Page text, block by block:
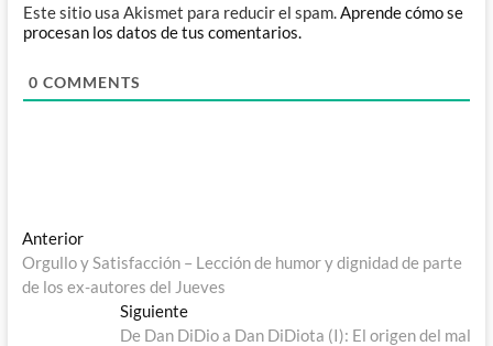
Este sitio usa Akismet para reducir el spam.Aprende cómo se
procesan los datos de tus comentarios.
0 COMMENTS
Navegación
de
entradas
AnteriorEntrada
anterior:
Orgullo y Satisfacción – Lección de humor y dignidad de parte
de los ex-autores del Jueves
SiguienteEntrada
siguiente:
De Dan DiDio a Dan DiDiota (I): El origen del mal